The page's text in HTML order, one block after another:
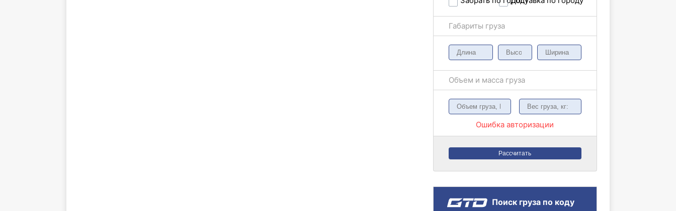
Габариты груза
Объем и масса груза
Ошибка авторизации
Рассчитать
Поиск груза по коду